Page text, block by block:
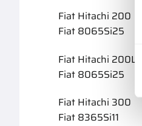
Fiat Hitachi 200
Fiat 8065Si25
Fiat Hitachi 200Lc
Fiat 8065Si25
Fiat Hitachi 300
Fiat 8365Si11